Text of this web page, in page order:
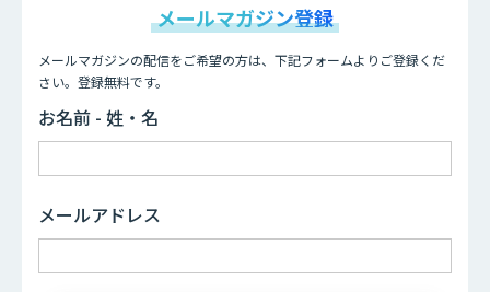
メールマガジン登録
メールマガジンの配信をご希望の方は、下記フォームよりご登録くだ
さい。登録無料です。
お名前 - 姓・名
メールアドレス